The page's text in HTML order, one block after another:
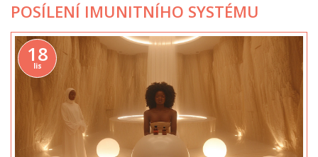
POSÍLENÍ IMUNITNÍHO SYSTÉMU
18
lis